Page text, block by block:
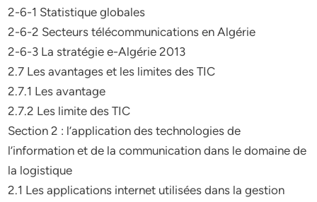
2-6-1 Statistique globales
2-6-2 Secteurs télécommunications en Algérie
2-6-3 La stratégie e-Algérie 2013
2.7 Les avantages et les limites des TIC
2.7.1 Les avantage
2.7.2 Les limite des TIC
Section 2 : l’application des technologies de
l’information et de la communication dans le domaine de
la logistique
2.1 Les applications internet utilisées dans la gestion